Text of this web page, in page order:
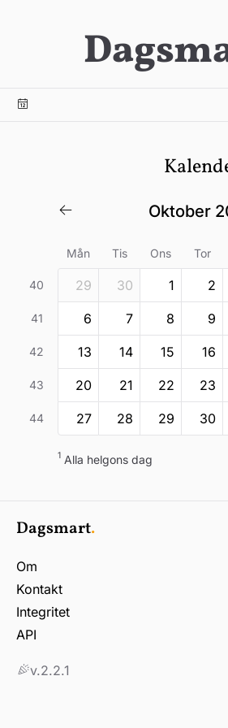
oktober
Mån Tis Ons Tor
40 29 30 1 2
41 6 7 8 9
42 13 14 15 16
43 20 21 22 23
44 27 28 29 30
1 alla helgons dag
Dagsmart.
Om
Kontakt
Integritet
API
v.2.2.1